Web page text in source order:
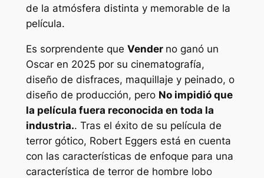
de la atmósfera distinta y memorable de la
película.
Es sorprendente que Vender no ganó un
Oscar en 2025 por su cinematografía,
diseño de disfraces, maquillaje y peinado, o
diseño de producción, pero No impidió que
la película fuera reconocida en toda la
industria.. Tras el éxito de su película de
terror gótico, Robert Eggers está en cuenta
con las características de enfoque para una
característica de terror de hombre lobo